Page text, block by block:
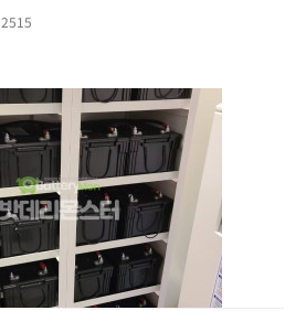
2515